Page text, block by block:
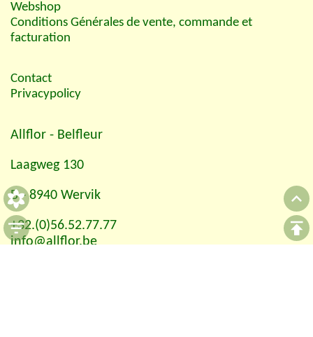
Webshop
Conditions Générales de vente, commande et
facturation
Contact
Privacypolicy
Allflor - Belfleur
Laagweg 130
B - 8940 Wervik
+32.(0)56.52.77.77
info@allflor.be